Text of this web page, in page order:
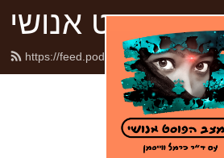
הפוסט אנושי
https://feed.podbean.com/posthum/